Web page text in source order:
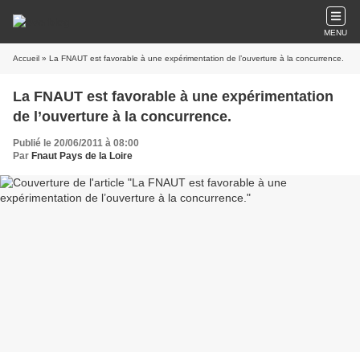
MENU
Accueil » La FNAUT est favorable à une expérimentation de l’ouverture à la concurrence.
La FNAUT est favorable à une expérimentation
de l’ouverture à la concurrence.
Publié le 20/06/2011 à 08:00
Par Fnaut Pays de la Loire